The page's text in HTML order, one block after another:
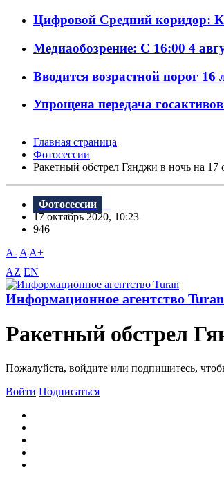
Цифровой Средний коридор:
Медиаобозрение: С 16:00 4
Вводится возрастной порог 16
Упрощена передача
Главная страница
Фотосессии
Ракетный обстрел Гянджи в ночь на 17
Фотосессии
17 октябрь 2020, 10:23
946
A- A A+
AZ EN
Информационное агентство Turan
Ракетный обстрел
Пожалуйста, войдите или подпишитесь,
Войти Подписаться